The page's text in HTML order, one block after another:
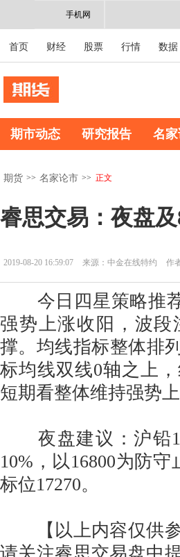
手机网
首页 财经 股票 行情 数据
期市动态 研究报告 名
期货 >> 名家论市 >> 正文
睿思交易：夜盘
2019-08-20 16:59:07 来源：中金在线特约 作
今日四星策略推荐
强势上涨收阳，波段
撑。均线指标整体排
标均线双线0轴之上
短期看整体维持强势上
夜盘建议：沪铅
10%，以16800为防
标位17270。
【以上内容仅供参